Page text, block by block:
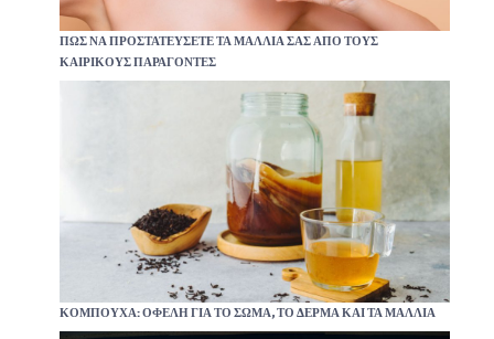
ΠΏΣ ΝΑ ΠΡΟΣΤΑΤΕΎΣΕΤΕ ΤΑ ΜΑΛΛΙΆ ΣΑΣ ΑΠΌ ΤΟΥΣ
ΚΑΙΡΙΚΟΎΣ ΠΑΡΆΓΟΝΤΕΣ
ΚΟΜΠΟΎΧΑ: ΟΦΈΛΗ ΓΙΑ ΤΟ ΣΏΜΑ, ΤΟ ΔΈΡΜΑ ΚΑΙ ΤΑ ΜΑΛΛΙΆ